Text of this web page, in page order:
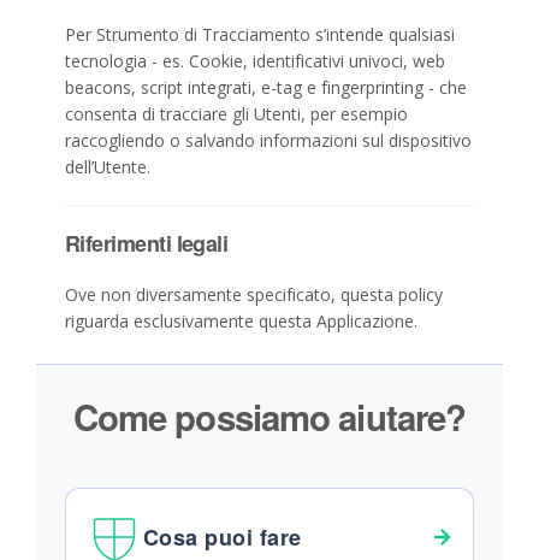
Per Strumento di Tracciamento s’intende qualsiasi
tecnologia - es. Cookie, identificativi univoci, web
beacons, script integrati, e-tag e fingerprinting - che
consenta di tracciare gli Utenti, per esempio
raccogliendo o salvando informazioni sul dispositivo
dell’Utente.
Riferimenti legali
Ove non diversamente specificato, questa policy
riguarda esclusivamente questa Applicazione.
Come possiamo aiutare?
Cosa puoi fare